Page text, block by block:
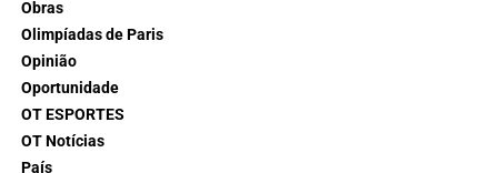
Obras
Olimpíadas de Paris
Opinião
Oportunidade
OT ESPORTES
OT Notícias
País